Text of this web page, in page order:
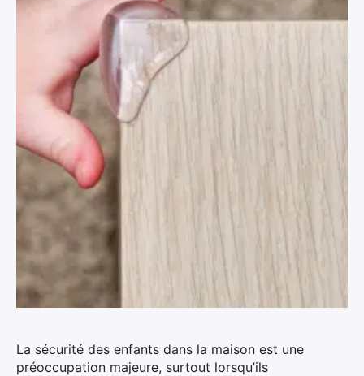
La sécurité des enfants dans la maison est une
préoccupation majeure, surtout lorsqu’ils